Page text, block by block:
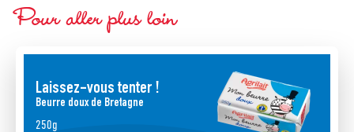
Pour aller plus loin
Laissez-vous tenter !
Beurre doux de Bretagne
250g